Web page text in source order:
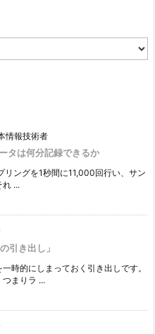
情報技術者
タは何分記録できるか
リングを1秒間に11,000回行い、サン
れ ...
引き出し」
時的にしまっておく引き出しです。
まりラ ...